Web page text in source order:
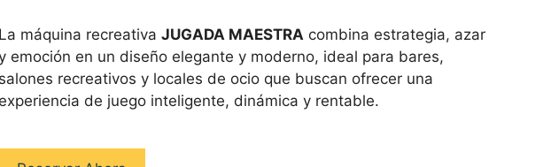
La máquina recreativaJUGADA MAESTRA combina estrategia, azar
emoción en un diseño elegante y moderno, ideal para bares,
salones recreativos y locales de ocio que buscan ofrecer una
experiencia de juego inteligente, dinámica y rentable.